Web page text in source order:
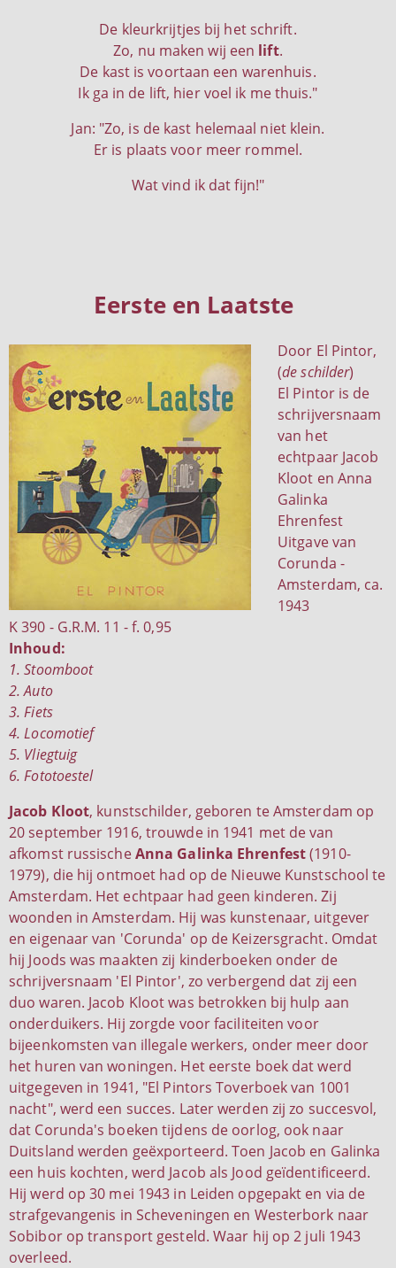
De kleurkrijtjes bij het schrift.
Zo, nu maken wij een lift.
De kast is voortaan een warenhuis.
Ik ga in de lift, hier voel ik me thuis."
Jan: "Zo, is de kast helemaal niet klein.
Er is plaats voor meer rommel.
Wat vind ik dat fijn!"
Eerste en Laatste
Door El Pintor,
(de schilder)
El Pintor is de
schrijversnaam
van het
echtpaar Jacob
Kloot en Anna
Galinka
Ehrenfest
Uitgave van
Corunda -
Amsterdam, ca.
1943
K 390 - G.R.M. 11 - f. 0,95
Inhoud:
1. Stoomboot
2. Auto
3. Fiets
4. Locomotief
5. Vliegtuig
6. Fototoestel
Jacob Kloot, kunstschilder, geboren te Amsterdam op
20 september 1916, trouwde in 1941 met de van
afkomst russischeAnna Galinka Ehrenfest(1910-
1979), die hij ontmoet had op de Nieuwe Kunstschool te
Amsterdam. Het echtpaar had geen kinderen. Zij
woonden in Amsterdam. Hij was kunstenaar, uitgever
en eigenaar van 'Corunda' op de Keizersgracht. Omdat
hij Joods was maakten zij kinderboeken onder de
schrijversnaam 'El Pintor', zo verbergend dat zij een
duo waren. Jacob Kloot was betrokken bij hulp aan
onderduikers. Hij zorgde voor faciliteiten voor
bijeenkomsten van illegale werkers, onder meer door
het huren van woningen. Het eerste boek dat werd
uitgegeven in 1941, "El Pintors Toverboek van 1001
nacht", werd een succes. Later werden zij zo succesvol,
dat Corunda's boeken tijdens de oorlog, ook naar
Duitsland werden geëxporteerd. Toen Jacob en Galinka
een huis kochten, werd Jacob als Jood geïdentificeerd.
Hij werd op 30 mei 1943 in Leiden opgepakt en via de
strafgevangenis in Scheveningen en Westerbork naar
Sobibor op transport gesteld. Waar hij op 2 juli 1943
overleed.